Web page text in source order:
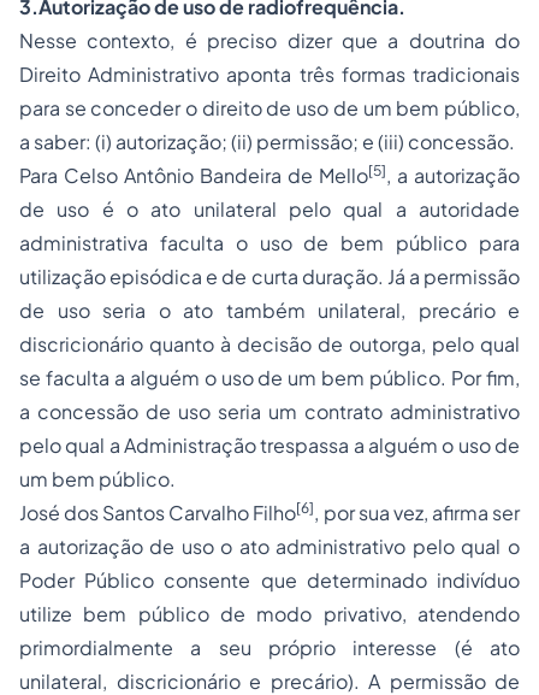
3.Autorização de uso de radiofrequência.
Nesse contexto, é preciso dizer que a doutrina do
Direito Administrativo aponta três formas tradicionais
para se conceder o direito de uso de um bem público,
a saber: (i) autorização; (ii) permissão; e (iii) concessão.
Para Celso Antônio Bandeira de Mello[5], a autorização
de uso é o ato unilateral pelo qual a autoridade
administrativa faculta o uso de bem público para
utilização episódica e de curta duração. Já a permissão
de uso seria o ato também unilateral, precário e
discricionário quanto à decisão de outorga, pelo qual
se faculta a alguém o uso de um bem público. Por fim,
a concessão de uso seria um contrato administrativo
pelo qual a Administração trespassa a alguém o uso de
um bem público.
José dos Santos Carvalho Filho[6], por sua vez, afirma ser
a autorização de uso o ato administrativo pelo qual o
Poder Público consente que determinado indivíduo
utilize bem público de modo privativo, atendendo
primordialmente a seu próprio interesse (é ato
unilateral, discricionário e precário). A permissão de